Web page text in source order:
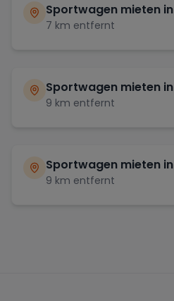
Sportwagen mieten in
7 km entfernt
Sportwagen mieten in
9 km entfernt
Sportwagen mieten in
9 km entfernt